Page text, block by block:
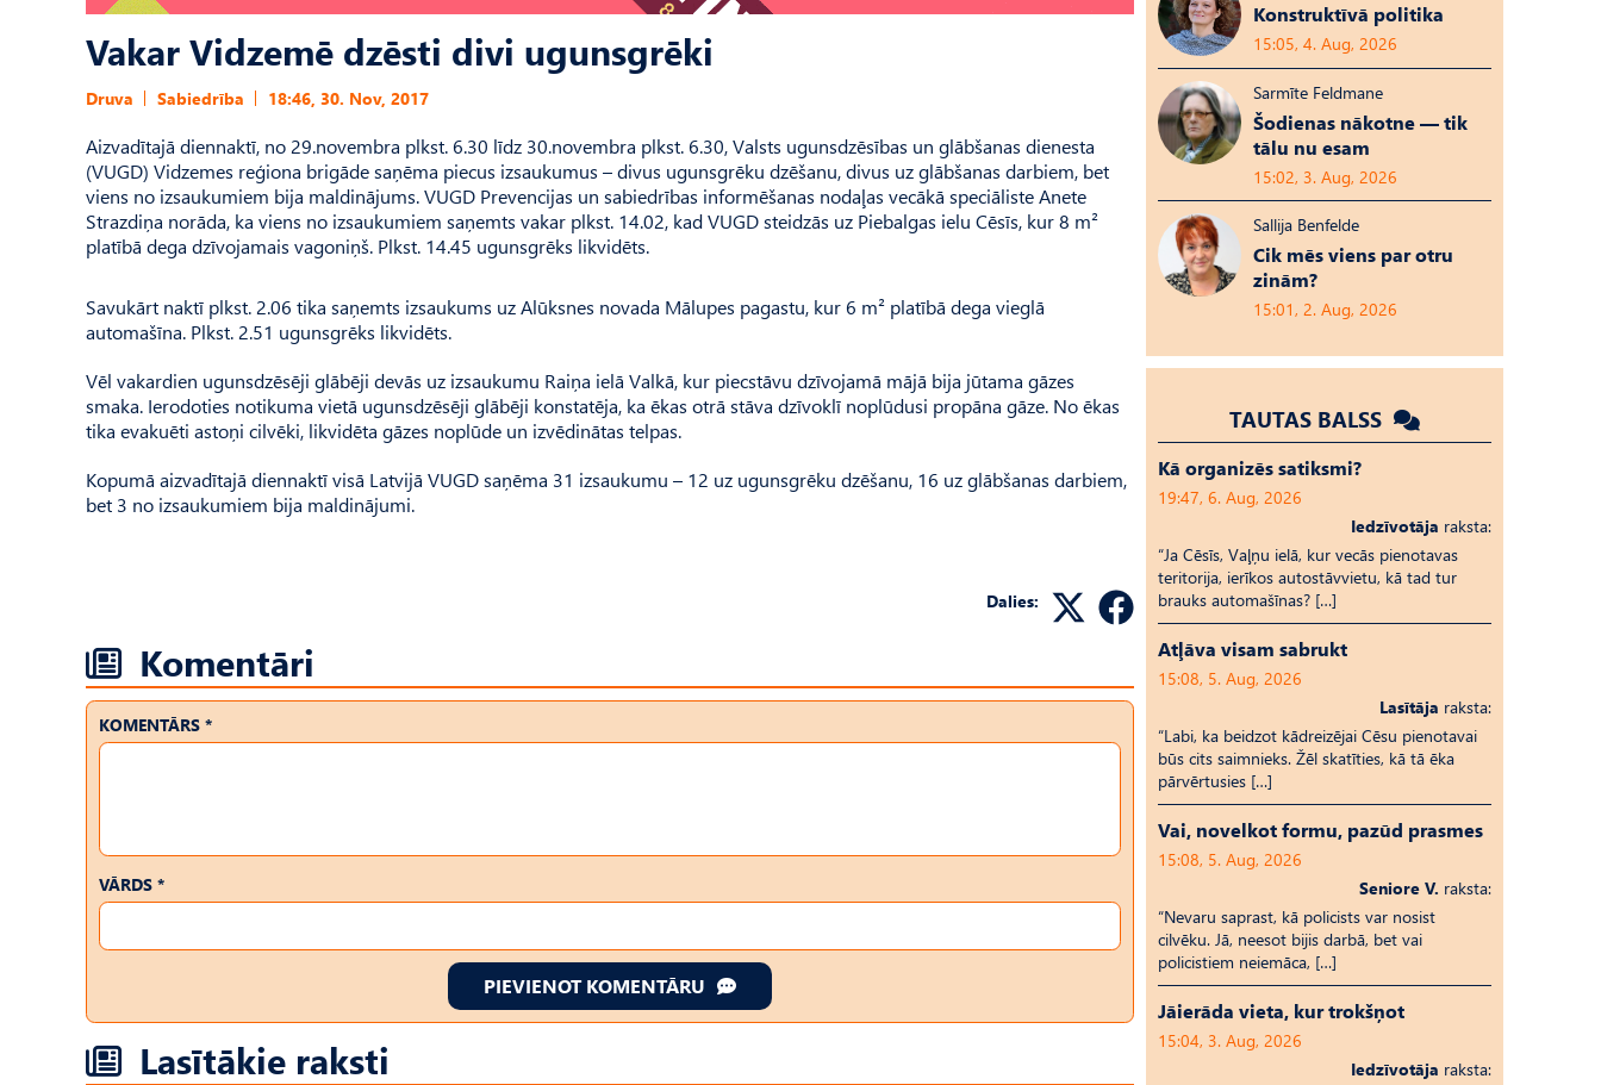
Vakar Vidzemē dzēsti divi ugunsgrēki
Druva Sabiedrība 18:46, 30. Nov, 2017
Aizvadītajā diennaktī, no 29.novembra plkst. 6.30 līdz 30.novembra plkst. 6.30, Valsts ugunsdzēsības un glābšanas dienesta
(VUGD) Vidzemes reģiona brigāde saņēma piecus izsaukumus – divus ugunsgrēku dzēšanu, divus uz glābšanas darbiem, bet
viens no izsaukumiem bija maldinājums. VUGD Prevencijas un sabiedrības informēšanas nodaļas vecākā speciāliste Anete
Strazdiņa norāda, ka viens no izsaukumiem saņemts vakar plkst. 14.02, kad VUGD steidzās uz Piebalgas ielu Cēsīs, kur 8 m²
platībā dega dzīvojamais vagoniņš. Plkst. 14.45 ugunsgrēks likvidēts.
Savukārt naktī plkst. 2.06 tika saņemts izsaukums uz Alūksnes novada Mālupes pagastu, kur 6 m² platībā dega vieglā
automašīna. Plkst. 2.51 ugunsgrēks likvidēts.
Vēl vakardien ugunsdzēsēji glābēji devās uz izsaukumu Raiņa ielā Valkā, kur piecstāvu dzīvojamā mājā bija jūtama gāzes
smaka. Ierodoties notikuma vietā ugunsdzēsēji glābēji konstatēja, ka ēkas otrā stāva dzīvoklī noplūdusi propāna gāze. No ēkas
tika evakuēti astoņi cilvēki, likvidēta gāzes noplūde un izvēdinātas telpas.
Kopumā aizvadītajā diennaktī visā Latvijā VUGD saņēma 31 izsaukumu – 12 uz ugunsgrēku dzēšanu, 16 uz glābšanas darbiem,
bet 3 no izsaukumiem bija maldinājumi.
Dalies:
Komentāri
KOMENTĀRS *
VĀRDS *
PIEVIENOT KOMENTĀRU
Lasītākie raksti
Konstruktīvā politika
15:05, 4. Aug, 2026
Sarmīte Feldmane
Šodienas nākotne — tik
tālu nu esam
15:02, 3. Aug, 2026
Sallija Benfelde
Cik mēs viens par otru
zinām?
15:01, 2. Aug, 2026
TAUTAS BALSS
Kā organizēs satiksmi?
19:47, 6. Aug, 2026
Iedzīvotāja raksta:
“Ja Cēsīs, Vaļņu ielā, kur vecās pienotavas
teritorija, ierīkos autostāvvietu, kā tad tur
brauks automašīnas? […]
Atļāva visam sabrukt
15:08, 5. Aug, 2026
Lasītāja raksta:
“Labi, ka beidzot kādreizējai Cēsu pienotavai
būs cits saimnieks. Žēl skatīties, kā tā ēka
pārvērtusies […]
Vai, novelkot formu, pazūd prasmes
15:08, 5. Aug, 2026
Seniore V. raksta:
“Nevaru saprast, kā policists var nosist
cilvēku. Jā, neesot bijis darbā, bet vai
policistiem neiemāca, […]
Jāierāda vieta, kur trokšņot
15:04, 3. Aug, 2026
Iedzīvotāja raksta: